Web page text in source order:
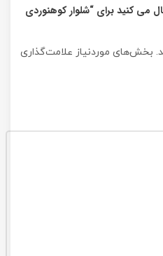
می کنید برای “شلوار کوهنوردی
بخش‌های موردنیاز علامت‌گذاری